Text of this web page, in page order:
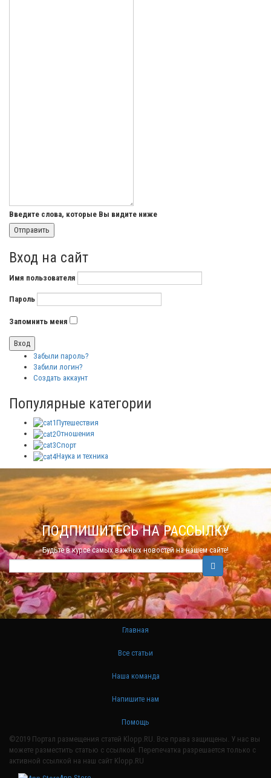
Введите слова, которые Вы видите ниже
Вход на сайт
Имя пользователя
Пароль
Запомнить меня
Забыли пароль?
Забили логин?
Создать аккаунт
Популярные категории
Путешествия
Отношения
Спорт
Наука и техника
ПОДПИШИТЕСЬ НА РАССЫЛКУ
Будьте в курсе самых важных новостей на нашем сайте!
Главная
Все статьи
Наша команда
Напишите нам
Помощь
©2019 Портал размещения статей Klopp.RU. Все права защищены. У нас вы
можете разместить статью с ссылкой. Перепечатка разрешается только с
активной ссылкой на наш сайт Klopp.RU